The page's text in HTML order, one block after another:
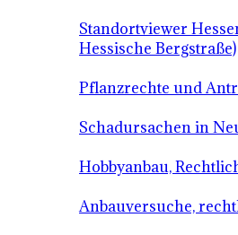
Standortviewer
Hessische Bergstraße)
Pflanzrechte und
Schadursachen in
Hobbyanbau,
Anbauversuche,